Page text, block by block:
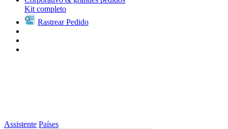
Kit completo
Rastrear Pedido
Assistente Países